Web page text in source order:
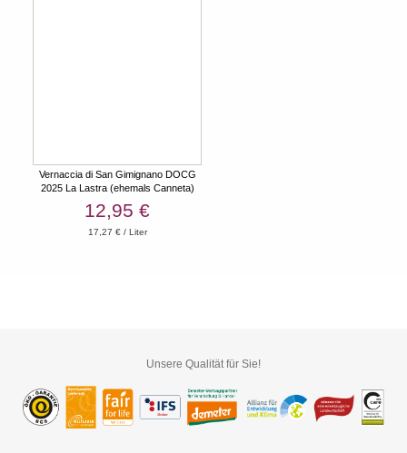
Vernaccia di San Gimignano DOCG
2025 La Lastra (ehemals Canneta)
12,95 €
17,27 € / Liter
Unsere Qualität für Sie!